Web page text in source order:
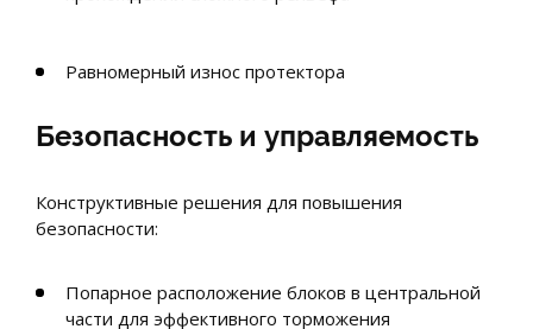
Равномерный износ протектора
Безопасность и управляемость
Конструктивные решения для повышения
безопасности:
Попарное расположение блоков в центральной
части для эффективного торможения